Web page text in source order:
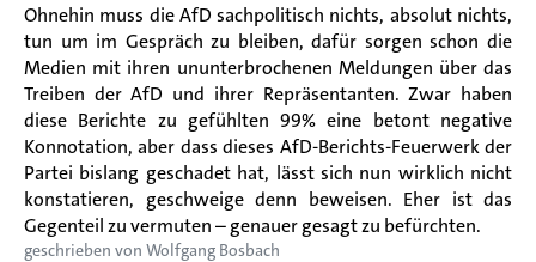
Ohnehin muss die AfD sachpolitisch nichts, absolut nichts,
tun um im Gespräch zu bleiben, dafür sorgen schon die
Medien mit ihren ununterbrochenen Meldungen über das
Treiben der AfD und ihrer Repräsentanten. Zwar haben
diese Berichte zu gefühlten 99% eine betont negative
Konnotation, aber dass dieses AfD-Berichts-Feuerwerk der
Partei bislang geschadet hat, lässt sich nun wirklich nicht
konstatieren, geschweige denn beweisen. Eher ist das
Gegenteil zu vermuten – genauer gesagt zu befürchten.
geschrieben von Wolfgang Bosbach